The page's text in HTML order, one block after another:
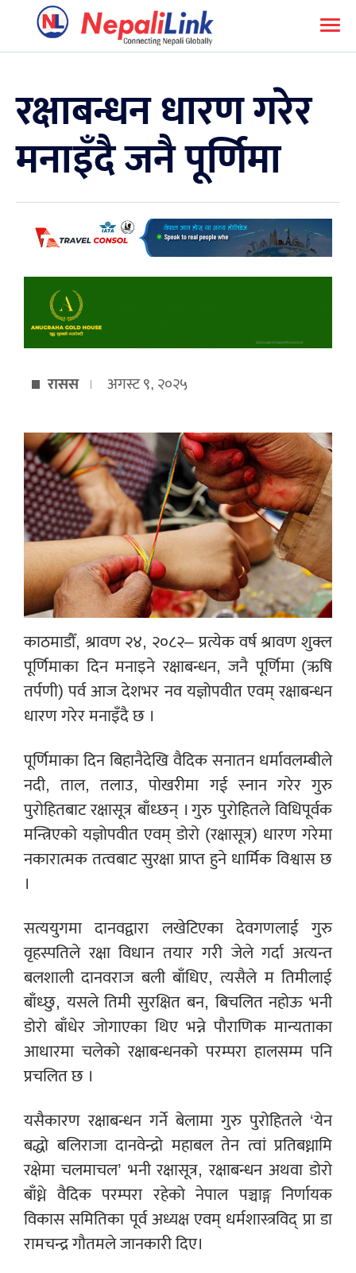
रक्षाबन्धन धारण गरेर
मनाइँदै जनै पूर्णिमा
रासस अगस्ट ९, २०२५
काठमाडौँ, श्रावण २४, २०८२– प्रत्येक वर्ष श्रावण शुक्ल
पूर्णिमाका दिन मनाइने रक्षाबन्धन, जनै पूर्णिमा (ऋषि
तर्पणी) पर्व आज देशभर नव यज्ञोपवीत एवम् रक्षाबन्धन
धारण गरेर मनाइँदै छ ।
पूर्णिमाका दिन बिहानैदेखि वैदिक सनातन धर्मावलम्बीले
नदी, ताल, तलाउ, पोखरीमा गई स्नान गरेर गुरु
पुरोहितबाट रक्षासूत्र बाँध्छन् । गुरु पुरोहितले विधिपूर्वक
मन्त्रिएको यज्ञोपवीत एवम् डोरो (रक्षासूत्र) धारण गरेमा
नकारात्मक तत्वबाट सुरक्षा प्राप्त हुने धार्मिक विश्वास छ
।
सत्ययुगमा दानवद्वारा लखेटिएका देवगणलाई गुरु
वृहस्पतिले रक्षा विधान तयार गरी जेले गर्दा अत्यन्त
बलशाली दानवराज बली बाँधिए, त्यसैले म तिमीलाई
बाँध्छु, यसले तिमी सुरक्षित बन, बिचलित नहोऊ भनी
डोरो बाँधेर जोगाएका थिए भन्ने पौराणिक मान्यताका
आधारमा चलेको रक्षाबन्धनको परम्परा हालसम्म पनि
प्रचलित छ ।
यसैकारण रक्षाबन्धन गर्ने बेलामा गुरु पुरोहितले ‘येन
बद्धो बलिराजा दानवेन्द्रो महाबल तेन त्वां प्रतिबध्नामि
रक्षेमा चलमाचल’ भनी रक्षासूत्र, रक्षाबन्धन अथवा डोरो
बाँध्ने वैदिक परम्परा रहेको नेपाल पञ्चाङ्ग निर्णायक
विकास समितिका पूर्व अध्यक्ष एवम् धर्मशास्त्रविद् प्रा डा
रामचन्द्र गौतमले जानकारी दिए।